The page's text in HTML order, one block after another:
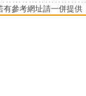
參考網址請一併提供